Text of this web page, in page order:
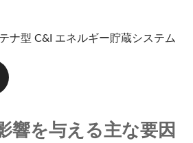
ナ型 C&I エネルギー貯蔵システム
響を与える主な要因